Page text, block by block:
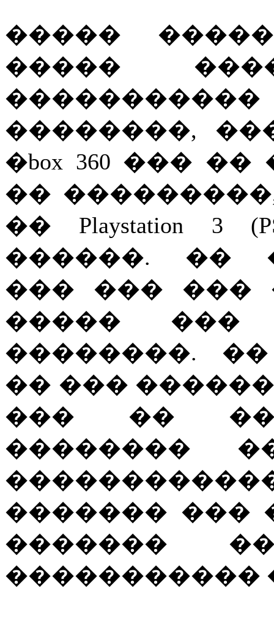
�����
�����
��������,
�box 360 ���
�� ���������,
�� Playstation
������. ��
��� ��� ���
����� ���
��������.
�� ��� �������
��� ��
��������
������� ���
�������
�����������